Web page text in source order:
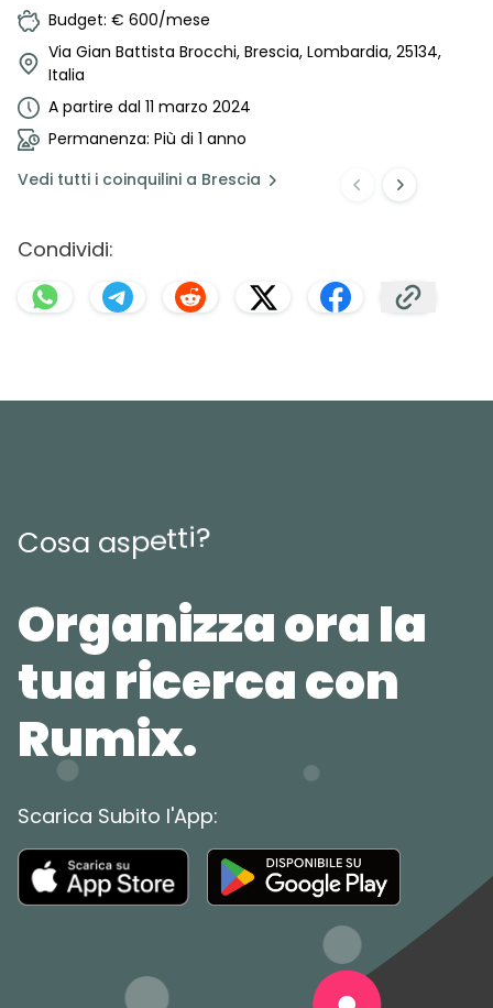
Budget: € 600/mese
Via Gian Battista Brocchi, Brescia, Lombardia, 25134,
Italia
A partire dal 11 marzo 2024
Permanenza: Più di 1 anno
Vedi tutti i coinquilini a Brescia
Condividi:
Cosa aspetti?
Organizza ora la
tua ricerca con
Rumix.
Scarica Subito l'App: